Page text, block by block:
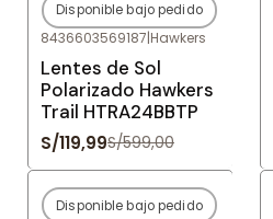
-80%OFF
Agotado
Disponible bajo pedido
8436603569187|Hawkers
Lentes de Sol
Polarizado Hawkers
Trail HTRA24BBTP
S/119,99S/599,00
-80%OFF
Disponible bajo pedido